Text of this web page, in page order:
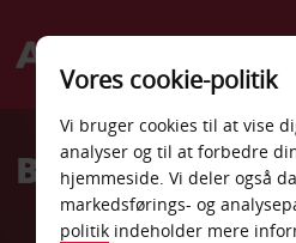
Welcome
AvisBilleje Novara
Vores cookie-politik
Vi bruger cookies til at vise
analyser og til at forbedre
hjemmeside. Vi deler også
markedsførings- og
politik indeholder mere